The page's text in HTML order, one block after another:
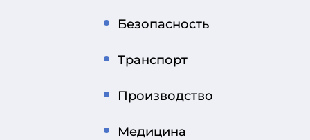
Безопасность
Транспорт
Производство
Медицина